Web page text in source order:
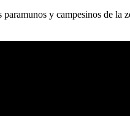
y campesinos de la